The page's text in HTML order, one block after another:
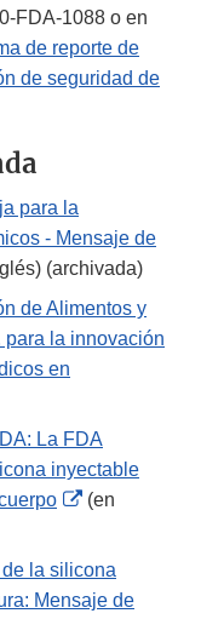
FDA-1088 o en
de reporte de
de seguridad de
para la
- Mensaje de
(archivada)
de Alimentos y
para la innovación
en
La FDA
inyectable
External
(en
la silicona
Mensaje de